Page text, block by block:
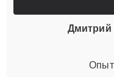
Дмитрий
Опыт